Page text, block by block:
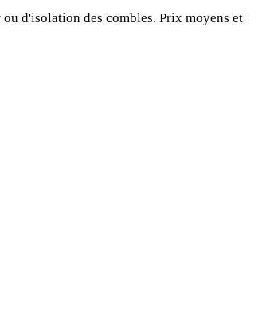
d'isolation des combles. Prix moyens et